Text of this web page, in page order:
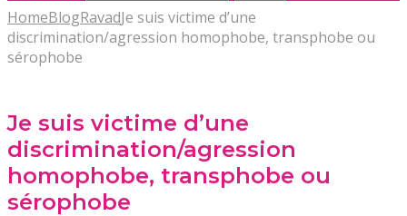
HomeBlogRavadJe suis victime d’une
discrimination/agression homophobe, transphobe ou
sérophobe
Je suis victime d’une
discrimination/agression
homophobe, transphobe ou
sérophobe